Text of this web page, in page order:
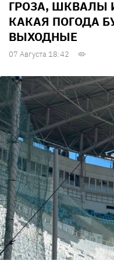
ГРОЗА, ШКВАЛЫ
КАКАЯ ПОГОДА
ВЫХОДНЫЕ
07 Августа 18:42